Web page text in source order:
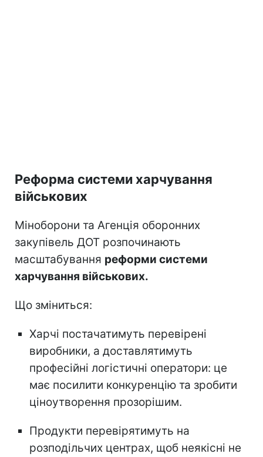
Реформа системи харчування
військових
Міноборони та Агенція оборонних
закупівель ДОТ розпочинають
масштабування реформи системи
харчування військових.
Що зміниться:
Харчі постачатимуть перевірені
виробники, а доставлятимуть
професійні логістичні оператори: це
має посилити конкуренцію та зробити
ціноутворення прозорішим.
Продукти перевірятимуть на
розподільчих центрах, щоб неякісні не